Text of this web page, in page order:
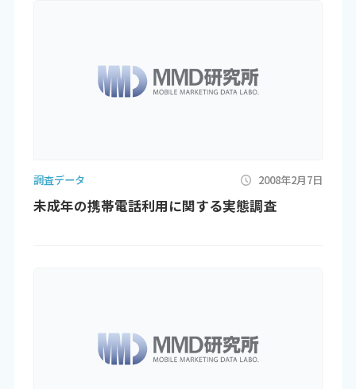
調査データ 2008年2月7日
未成年の携帯電話利用に関する実態調査